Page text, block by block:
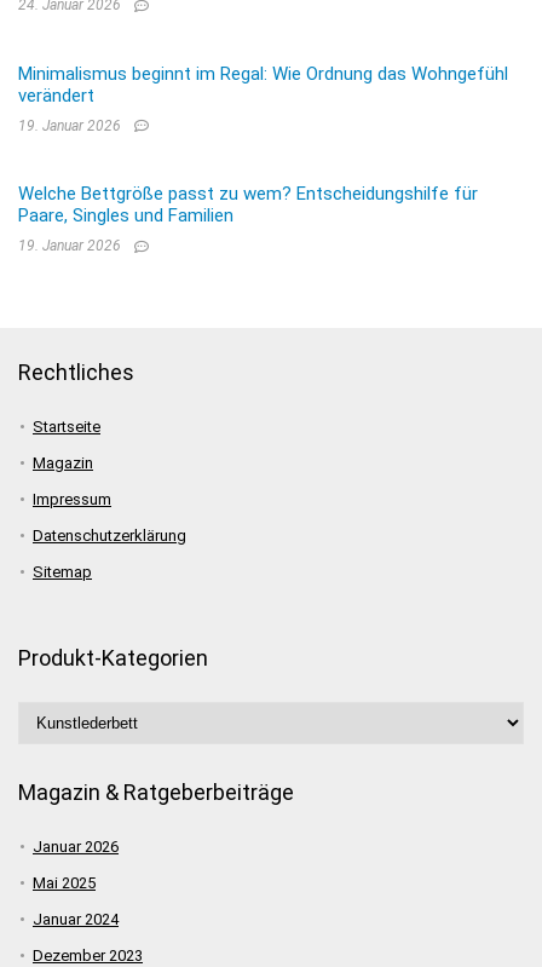
24. Januar 2026
Minimalismus beginnt im Regal: Wie Ordnung das Wohngefühl
verändert
19. Januar 2026
Welche Bettgröße passt zu wem? Entscheidungshilfe für
Paare, Singles und Familien
19. Januar 2026
Rechtliches
Startseite
Magazin
Impressum
Datenschutzerklärung
Sitemap
Produkt-Kategorien
Magazin & Ratgeberbeiträge
Januar 2026
Mai 2025
Januar 2024
Dezember 2023